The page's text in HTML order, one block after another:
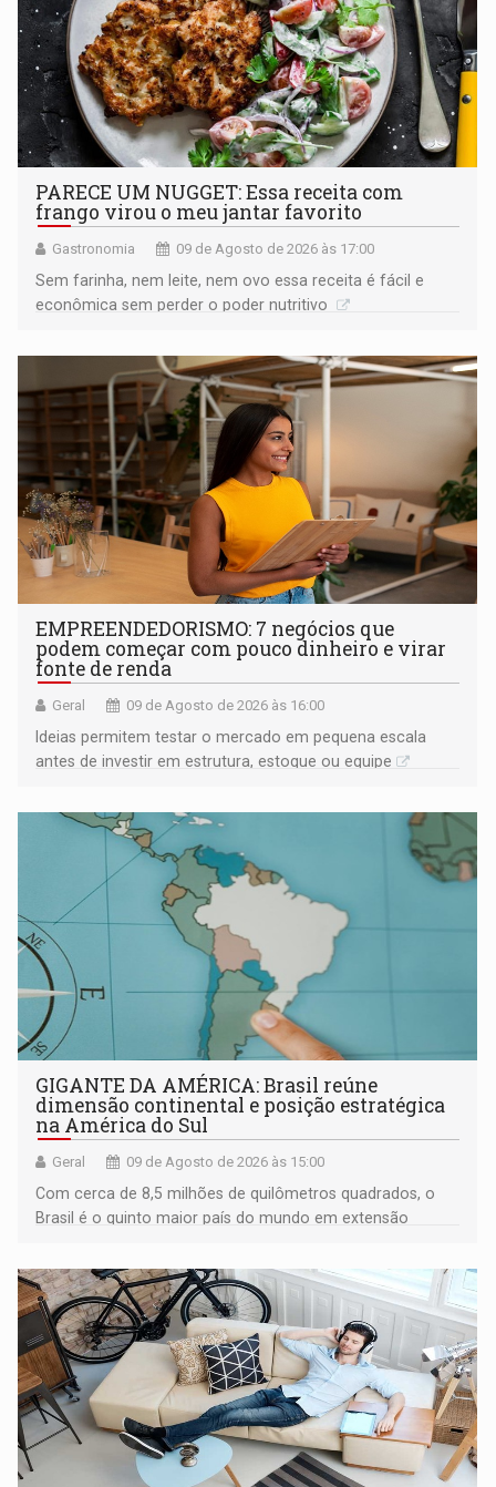
PARECE UM NUGGET: Essa receita com
frango virou o meu jantar favorito
Gastronomia 09 de Agosto de 2026 às 17:00
Sem farinha, nem leite, nem ovo essa receita é fácil e
econômica sem perder o poder nutritivo
EMPREENDEDORISMO: 7 negócios que
podem começar com pouco dinheiro e virar
fonte de renda
Geral 09 de Agosto de 2026 às 16:00
Ideias permitem testar o mercado em pequena escala
antes de investir em estrutura, estoque ou equipe
GIGANTE DA AMÉRICA: Brasil reúne
dimensão continental e posição estratégica
na América do Sul
Geral 09 de Agosto de 2026 às 15:00
Com cerca de 8,5 milhões de quilômetros quadrados, o
Brasil é o quinto maior país do mundo em extensão